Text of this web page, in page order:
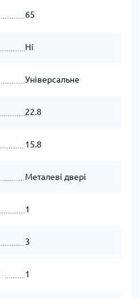
65
Ні
Універсальне
22.8
15.8
Металеві двері
1
3
1